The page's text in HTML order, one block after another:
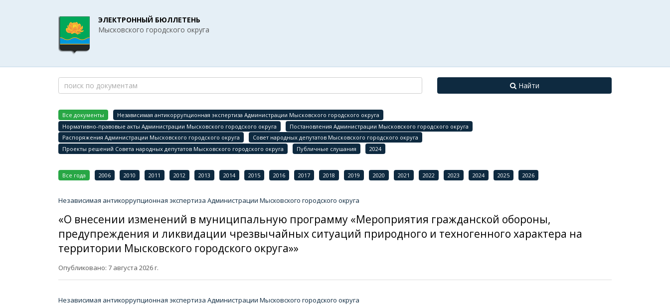
ЭЛЕКТРОННЫЙ БЮЛЛЕТЕНЬ
Мысковского городского округа
Найти
Все документы
Независимая антикоррупционная экспертиза Администрации Мысковского городского округа
Нормативно-правовые акты Администрации Мысковского городского округа
Постановления Администрации Мысковского городского округа
Распоряжения Администрации Мысковского городского округа
Совет народных депутатов Мысковского городского округа
Проекты решений Совета народных депутатов Мысковского городского округа
Публичные слушания 2024
Все года 2006 2010 2011 2012 2013 2014 2015 2016 2017 2018 2019 2020 2021 2022 2023 2024 2025 2026
Независимая антикоррупционная экспертиза Администрации Мысковского городского округа
«О внесении изменений в муниципальную программу «Мероприятия гражданской обороны,
предупреждения и ликвидации чрезвычайных ситуаций природного и техногенного характера на
территории Мысковского городского округа»»
Опубликовано: 7 августа 2026 г.
Независимая антикоррупционная экспертиза Администрации Мысковского городского округа